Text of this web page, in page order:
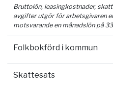
Bruttolön, leasingkostnader,
avgifter utgör för arbetsgivaren
motsvarande en månadslön på
Folkbokförd i kommun
Skattesats